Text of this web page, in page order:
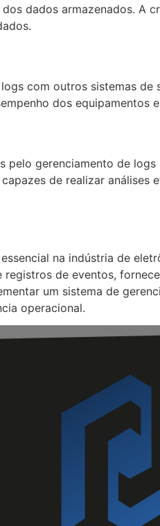
dados armazenados.
com outros sistemas
dos
pelo gerenciamento de
de realizar
na indústria de
de eventos,
um sistema de
operacional.